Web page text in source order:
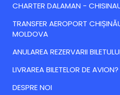
CHARTER DALAMAN -
TRANSFER AEROPORT
MOLDOVA
ANULAREA REZERVARII
LIVRAREA BILETELOR DE AVION?
DESPRE NOI